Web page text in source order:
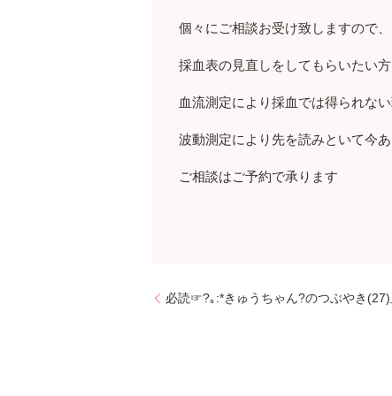
個々にご相談お受け致しますので
採血表の見直しをしてもらいたい方
血流測定により採血では得られな
波動測定により先を読みといて今
ご相談はご予約で承ります
必読☞?｡:*きゅうちゃん?のつぶやき